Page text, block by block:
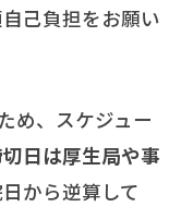
己負担をお願い
め、スケジュー
日は厚生局や事
から逆算して